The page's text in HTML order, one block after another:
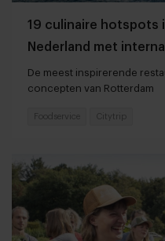
19 culinaire hotspots
Nederland met
De meest inspirerende
concepten van Rotterdam
Foodservice Citytrip